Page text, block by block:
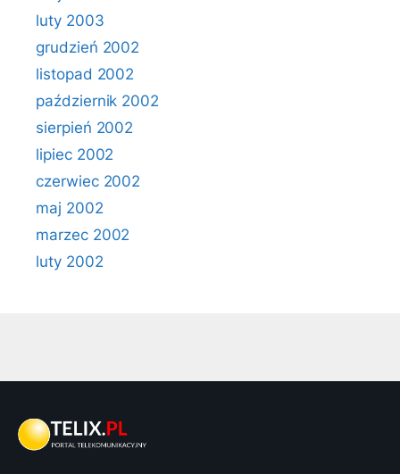
luty 2003
grudzień 2002
listopad 2002
październik 2002
sierpień 2002
lipiec 2002
czerwiec 2002
maj 2002
marzec 2002
luty 2002